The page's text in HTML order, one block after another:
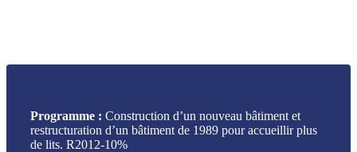
Programme : Construction d’un nouveau bâtiment et
restructuration d’un bâtiment de 1989 pour accueillir plus
de lits. R2012-10%